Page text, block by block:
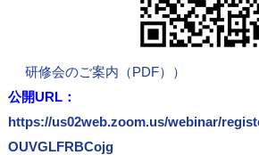
研修会のご案内（PDF））
公開URL：
https://us02web.zoom.us/webinar/
OUVGLFRBCojg